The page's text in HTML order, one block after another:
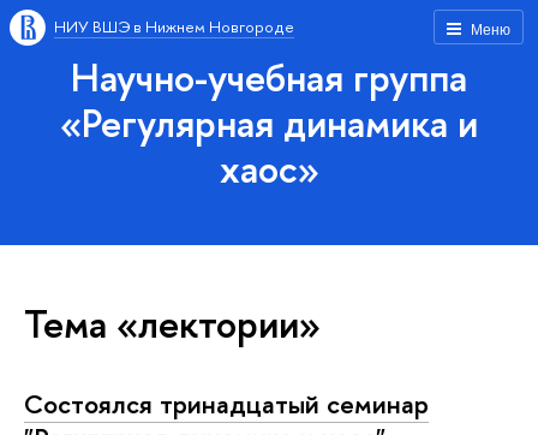
Меню
НИУ ВШЭ в Нижнем Новгороде
Научно-учебная группа
«Регулярная динамика и
хаос»
Тема «лектории»
Состоялся тринадцатый семинар